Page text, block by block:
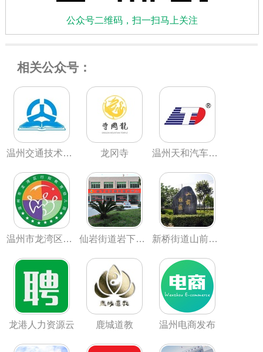
公众号二维码，扫一扫马上关注
相关公众号：
温州交通技术学校 龙冈寺 温州天和汽车部件
温州市龙湾区行知教育幼儿园 仙岩街道岩下社区 新桥街道山前社区
龙港人力资源云 鹿城道教 温州电商发布